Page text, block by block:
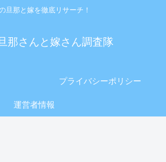
旦那と嫁を徹底リサーチ！
那さんと嫁さん調査隊
プライバシーポリシー
運営者情報